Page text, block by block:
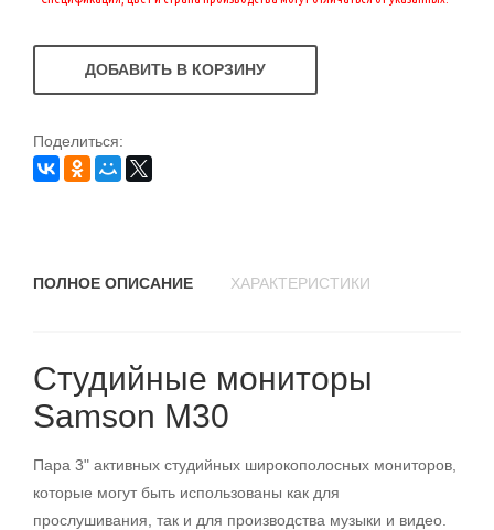
ДОБАВИТЬ В КОРЗИНУ
Поделиться:
ПОЛНОЕ ОПИСАНИЕ ХАРАКТЕРИСТИКИ
Студийные мониторы
Samson M30
Пара 3" активных студийных широкополосных мониторов,
которые могут быть использованы как для
прослушивания, так и для производства музыки и видео.